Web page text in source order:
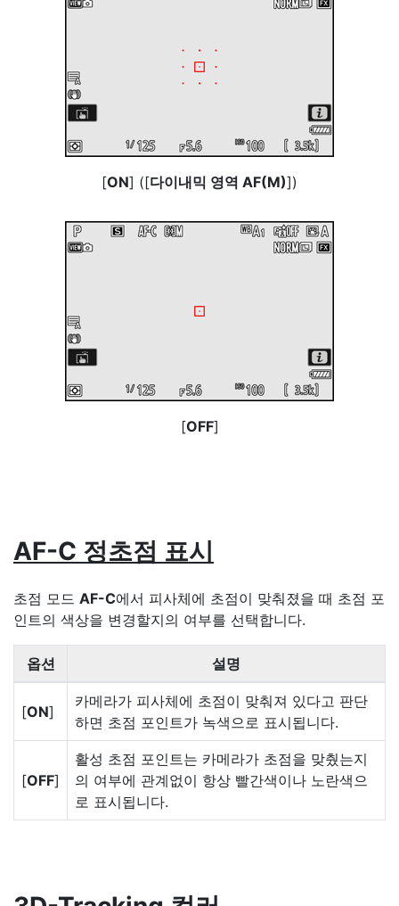
[ON] ([다이내믹 영역 AF(M)])
[OFF]
AF-C 정초점 표시
초점 모드 AF-C에서 피사체에 초점이 맞춰졌을 때 초점 포
인트의 색상을 변경할지의 여부를 선택합니다.
옵션 설명
[ON]
카메라가 피사체에 초점이 맞춰져 있다고 판단
하면 초점 포인트가 녹색으로 표시됩니다.
[OFF]
활성 초점 포인트는 카메라가 초점을 맞췄는지
의 여부에 관계없이 항상 빨간색이나 노란색으
로 표시됩니다.